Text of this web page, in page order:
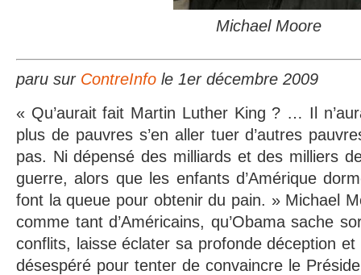
Michael Moore
paru sur ContreInfo le 1er décembre 2009
« Qu’aurait fait Martin Luther King ? … Il
plus de pauvres s’en aller tuer d’autres
pas. Ni dépensé des milliards et des milliers
guerre, alors que les enfants d’Amérique
font la queue pour obtenir du pain. » Michael
comme tant d’Américains, qu’Obama sache
conflits, laisse éclater sa profonde déception
désespéré pour tenter de convaincre le